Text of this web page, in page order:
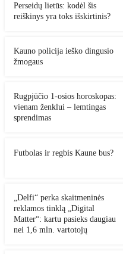
Perseidų lietūs: kodėl šis
reiškinys yra toks išskirtinis?
Kauno policija ieško dingusio
žmogaus
Rugpjūčio 1-osios horoskopas:
vienam ženklui – lemtingas
sprendimas
Futbolas ir regbis Kaune bus?
„Delfi“ perka skaitmeninės
reklamos tinklą „Digital
Matter“: kartu pasieks daugiau
nei 1,6 mln. vartotojų